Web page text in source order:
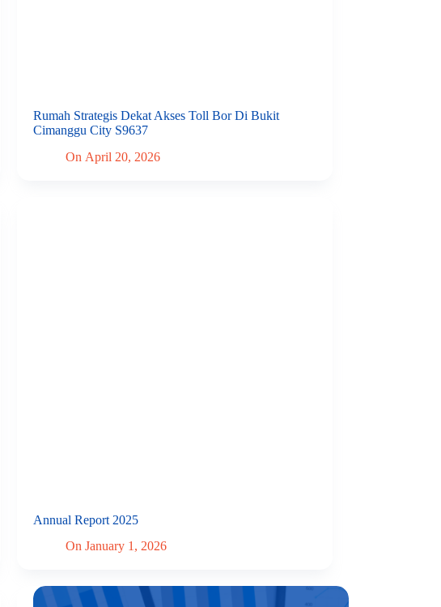
Rumah Strategis Dekat Akses Toll Bor Di Bukit
Cimanggu City S9637
On April 20, 2026
Annual Report 2025
On January 1, 2026